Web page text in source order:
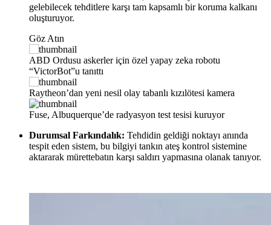
gelebilecek tehditlere karşı tam kapsamlı bir koruma kalkanı
oluşturuyor.
Göz Atın
ABD Ordusu askerler için özel yapay zeka robotu
“VictorBot”u tanıttı
Raytheon’dan yeni nesil olay tabanlı kızılötesi kamera
Fuse, Albuquerque’de radyasyon test tesisi kuruyor
Durumsal Farkındalık: Tehdidin geldiği noktayı anında
tespit eden sistem, bu bilgiyi tankın ateş kontrol sistemine
aktararak mürettebatın karşı saldırı yapmasına olanak tanıyor.